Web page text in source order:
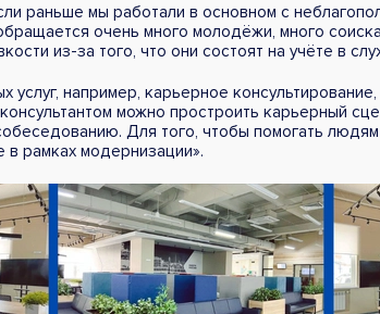
раньше мы работали в основном с
очень много молодёжи, много
из-за того, что они состоят на учёте в
услуг, например, карьерное
можно простроить карьерный
Для того, чтобы помогать
рамках модернизации».